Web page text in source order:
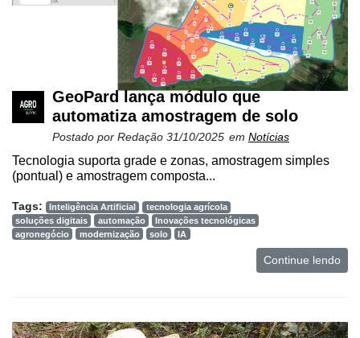
GeoPard lança módulo que
automatiza amostragem de solo
Postado por Redação 31/10/2025 em Notícias
Tecnologia suporta grade e zonas, amostragem simples
(pontual) e amostragem composta...
Tags: Inteligência Artificial
tecnologia agrícola
soluções digitais
automação
Inovações tecnológicas
agronegócio
modernização solo IA
Continue lendo